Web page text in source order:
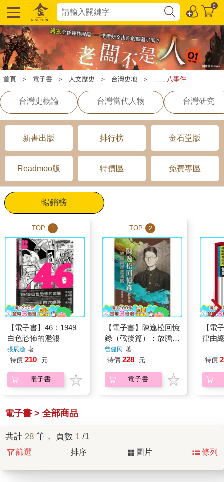
0
首頁 ＞ 電子書 ＞ 人文歷史 ＞ 台灣史地 ＞ 二二八事件
台灣史概論 台灣當代人物 台灣研究
新書出版 排行榜 金石堂版
Readmoo版 特價區 免費專區
暢銷榜
TOP 1
【電子書】46：1949
白色恐佈的濫觴
張辰漁 著
特價 210 元
電子書
TOP 2
【電子書】陳逸松回憶
錄（戰後篇）：放膽兩
岸波濤路
曾健民 著
特價 228 元
電子書
【電
律由
特價
電子書 > 全部商品
共計 28 筆， 頁數 1 /1
篩選 排序 圖片 條列